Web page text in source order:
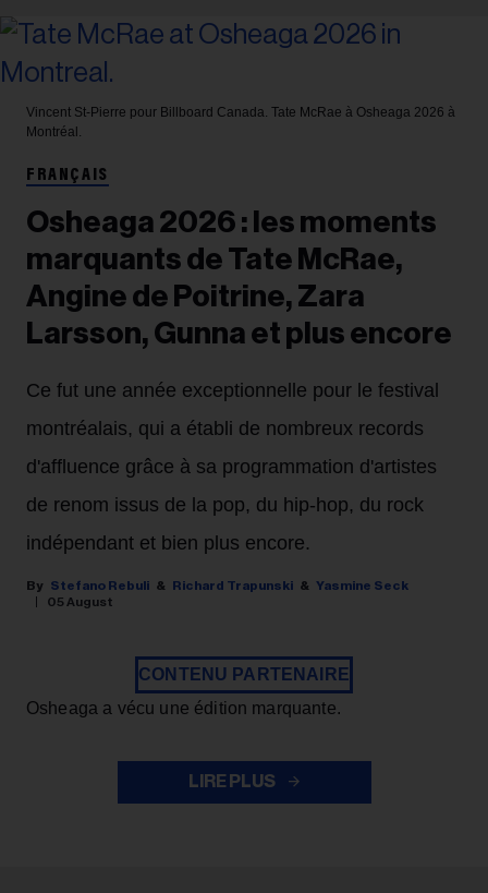
Vincent St-Pierre pour Billboard Canada. Tate McRae à Osheaga 2026 à
Montréal.
FRANÇAIS
Osheaga 2026 : les moments
marquants de Tate McRae,
Angine de Poitrine, Zara
Larsson, Gunna et plus encore
Ce fut une année exceptionnelle pour le festival
montréalais, qui a établi de nombreux records
d'affluence grâce à sa programmation d'artistes
de renom issus de la pop, du hip-hop, du rock
indépendant et bien plus encore.
Stefano Rebuli Richard Trapunski
Yasmine Seck
05 August
CONTENU PARTENAIRE
Osheaga a vécu une édition marquante.
LIRE PLUS